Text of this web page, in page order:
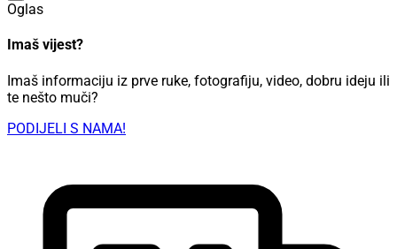
Oglas
Imaš vijest?
Imaš informaciju iz prve ruke, fotografiju, video, dobru ideju ili
te nešto muči?
PODIJELI S NAMA!